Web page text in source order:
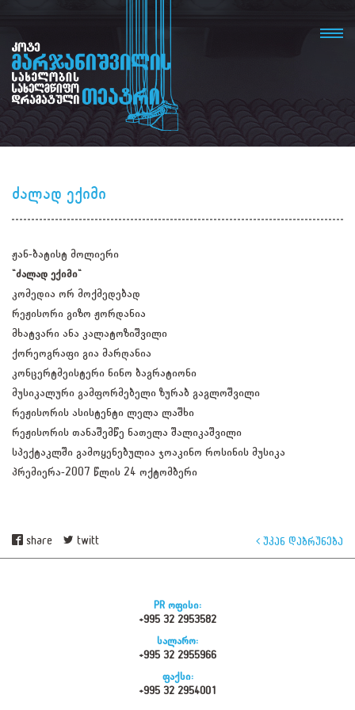
ძალად ექიმი
ჟან-ბატისტ მოლიერი
"ძალად ექიმი"
კომედია ორ მოქმედებად
რეჟისორი გიზო ჟორდანია
მხატვარი ანა კალატოზიშვილი
ქორეოგრაფი გია მარღანია
კონცერტმეისტერი ნინო ბაგრატიონი
მუსიკალური გამფორმებელი ზურაბ გაგლოშვილი
რეჟისორის ასისტენტი ლელა ლაშხი
რეჟისორის თანაშემწე ნათელა შალიკაშვილი
სპექტაკლში გამოყენებულია ჯოაკინო როსინის მუსიკა
პრემიერა-2007 წლის 24 ოქტომბერი
share twitt უკან დაბრუნება
PR ოფისი:
+995 32 2953582
სალარო:
+995 32 2955966
ფაქსი:
+995 32 2954001